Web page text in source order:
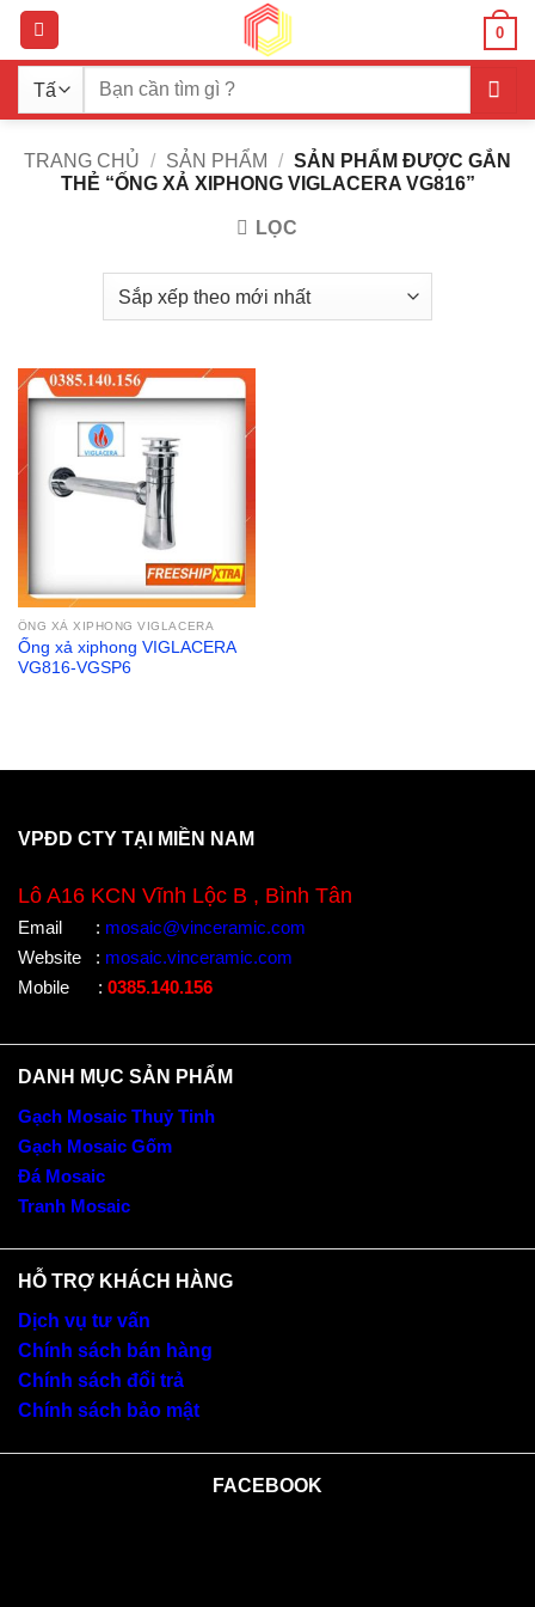
Bỏ
qua
nội
dung
0
Tìm
TRANG CHỦ / SẢN PHẨM / SẢN PHẨM ĐƯỢC GẮN
THẺ “ỐNG XẢ XIPHONG VIGLACERA VG816”
LỌC
ỐNG XẢ XIPHONG VIGLACERA
Ống xả xiphong VIGLACERA
VG816-VGSP6
VPĐD CTY TẠI MIỀN NAM
Lô A16 KCN Vĩnh Lộc B , Bình Tân
Email : mosaic@vinceramic.com
Website
: mosaic.vinceramic.com
Mobile
: 0385.140.156
DANH MỤC SẢN PHẨM
Gạch Mosaic Thuỷ Tinh
Gạch Mosaic Gốm
Đá Mosaic
Tranh Mosaic
HỖ TRỢ KHÁCH HÀNG
Dịch vụ tư vấn
Chính sách bán hàng
Chính sách đổi trả
Chính sách bảo mật
FACEBOOK